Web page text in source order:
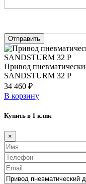
Привод
SANDSTURM 32 Р
34 460 ₽
В корзину
Купить в 1 клик
×